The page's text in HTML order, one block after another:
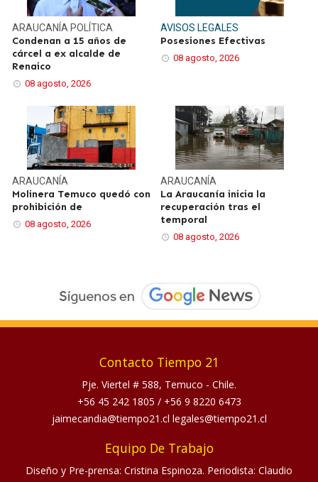
ARAUCANÍA POLÍTICA
Condenan a 15 años de
cárcel a ex alcalde de
Renaico
08 agosto, 2026
AVISOS LEGALES
Posesiones Efectivas
08 agosto, 2026
ARAUCANÍA
Molinera Temuco quedó con
prohibición de
08 agosto, 2026
ARAUCANÍA
La Araucanía inicia la
recuperación tras el
temporal
08 agosto, 2026
Contacto Tiempo 21
Pje. Viertel # 588, Temuco - Chile.
+56 45 242 1805 / +56 9 8220 6473
jaimecandia@tiempo21.cl legales@tiempo21.cl
Equipo De Trabajo
Diseño y Pre-prensa: Cristina Espinoza. Periodista: Claudio